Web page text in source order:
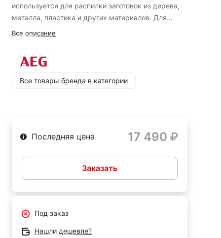
используется для распилки заготовок из дерева,
металла, пластика и других материалов. Для
комфортной работы в конструкции рукоятки
полотна;
удобства работы;
Все описание
Все товары бренда в категории
Последняя цена 17 490
Заказать
Под заказ
Нашли дешевле?